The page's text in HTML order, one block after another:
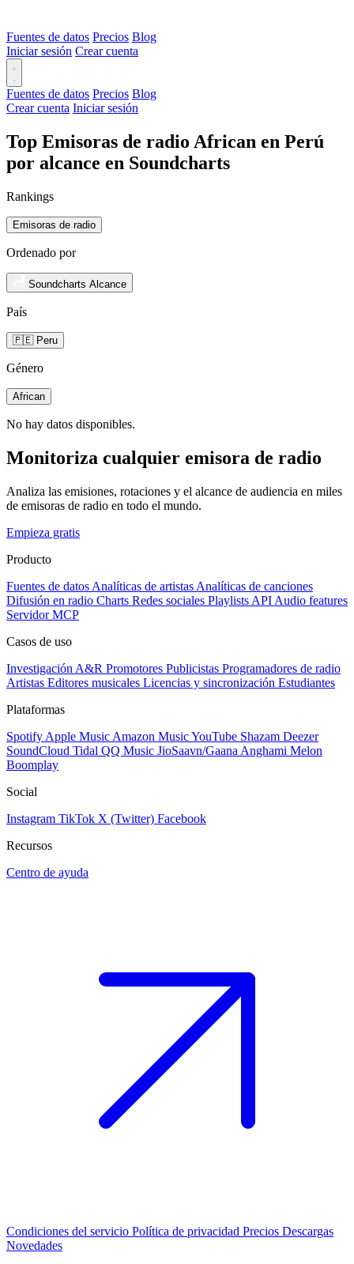
Fuentes de datos Precios Blog
Iniciar sesión Crear cuenta
Fuentes de datos Precios Blog
Crear cuenta Iniciar sesión
Top Emisoras de radio African en Perú
por alcance en Soundcharts
Rankings
Emisoras de radio
Ordenado por
Soundcharts Alcance
País
🇵🇪 Peru
Género
African
No hay datos disponibles.
Monitoriza cualquier emisora de radio
Analiza las emisiones, rotaciones y el alcance de audiencia en miles
de emisoras de radio en todo el mundo.
Empieza gratis
Producto
Fuentes de datos Analíticas de artistas Analíticas de canciones
Difusión en radio Charts Redes sociales Playlists API Audio features
Servidor MCP
Casos de uso
Investigación A&R Promotores Publicistas Programadores de radio
Artistas Editores musicales Licencias y sincronización Estudiantes
Plataformas
Spotify Apple Music Amazon MusicYouTube Shazam Deezer
SoundCloud Tidal QQ Music JioSaavn/Gaana Anghami Melon
Boomplay
Social
Instagram TikTok X (Twitter) Facebook
Recursos
Centro de ayuda
Condiciones del servicio Política de privacidad Precios Descargas
Novedades